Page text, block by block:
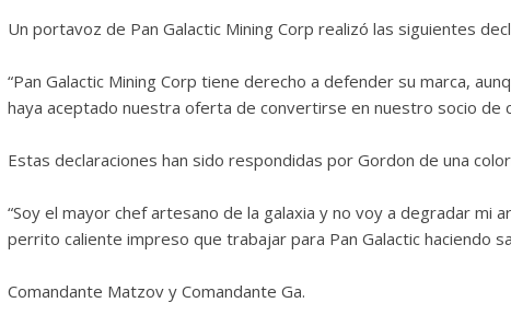
Un portavoz de Pan Galactic Mining Corp realizó las siguientes
“Pan Galactic Mining Corp tiene derecho a defender su marca,
haya aceptado nuestra oferta de convertirse en nuestro socio de
Estas declaraciones han sido respondidas por Gordon de una
“Soy el mayor chef artesano de la galaxia y no voy a degradar mi
perrito caliente impreso que trabajar para Pan Galactic haciendo
Comandante Matzov y Comandante Ga.